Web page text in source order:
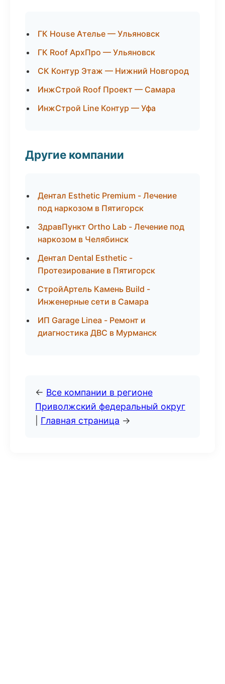
ГК House Ателье — Ульяновск
ГК Roof АрхПро — Ульяновск
СК Контур Этаж — Нижний Новгород
ИнжСтрой Roof Проект — Самара
ИнжСтрой Line Контур — Уфа
Другие компании
Дентал Esthetic Premium - Лечение
под наркозом в Пятигорск
ЗдравПункт Ortho Lab - Лечение под
наркозом в Челябинск
Дентал Dental Esthetic -
Протезирование в Пятигорск
СтройАртель Камень Build -
Инженерные сети в Самара
ИП Garage Linea - Ремонт и
диагностика ДВС в Мурманск
← Все компании в регионе
Приволжский федеральный округ
Главная страница →